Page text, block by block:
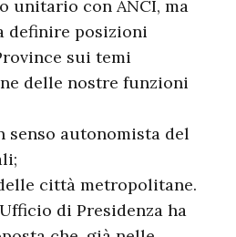
unitario con ANCI, ma
definire posizioni
sui temi
delle nostre funzioni
senso autonomista del
città metropolitane.
di Presidenza ha